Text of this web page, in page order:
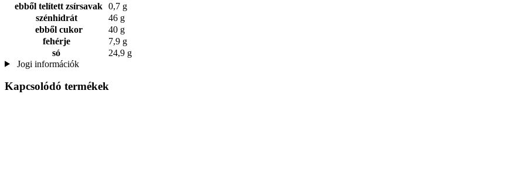
ebből telített zsírsavak 0,7 g
szénhidrát
46 g
ebből cukor
40 g
fehérje
7,9 g
só
24,9 g
Jogi információk
Kapcsolódó termékek